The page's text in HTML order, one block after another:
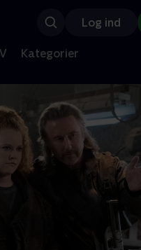
Log ind
Kategorier